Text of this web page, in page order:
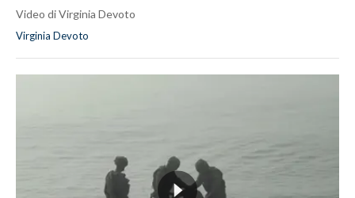
Video di Virginia Devoto
Virginia Devoto